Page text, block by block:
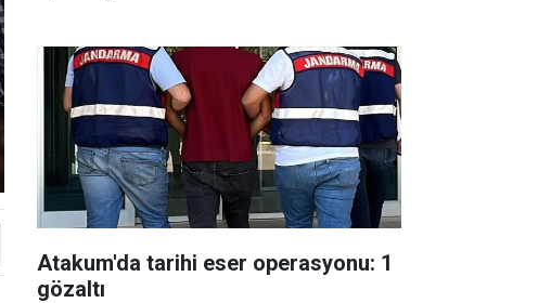
Atakum'da tarihi eser operasyonu: 1
gözaltı